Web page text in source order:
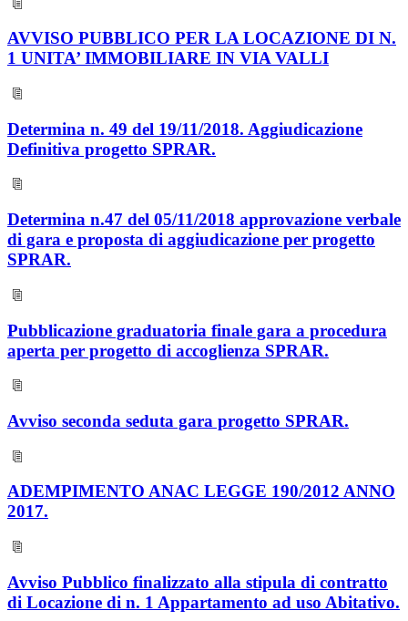
AVVISO PUBBLICO PER LA LOCAZIONE DI N.
1 UNITA’ IMMOBILIARE IN VIA VALLI
Determina n. 49 del 19/11/2018. Aggiudicazione
Definitiva progetto SPRAR.
Determina n.47 del 05/11/2018 approvazione verbale
di gara e proposta di aggiudicazione per progetto
SPRAR.
Pubblicazione graduatoria finale gara a procedura
aperta per progetto di accoglienza SPRAR.
Avviso seconda seduta gara progetto SPRAR.
ADEMPIMENTO ANAC LEGGE 190/2012 ANNO
2017.
Avviso Pubblico finalizzato alla stipula di contratto
di Locazione di n. 1 Appartamento ad uso Abitativo.